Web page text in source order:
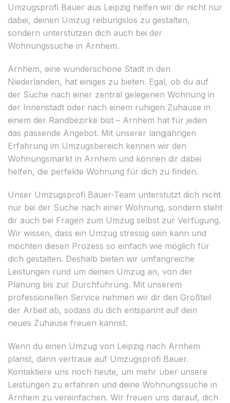
Umzugsprofi Bauer aus Leipzig helfen wir dir nicht nur
dabei, deinen Umzug reibungslos zu gestalten,
sondern unterstützen dich auch bei der
Wohnungssuche in Arnhem.
Arnhem, eine wunderschöne Stadt in den
Niederlanden, hat einiges zu bieten. Egal, ob du auf
der Suche nach einer zentral gelegenen Wohnung in
der Innenstadt oder nach einem ruhigen Zuhause in
einem der Randbezirke bist – Arnhem hat für jeden
das passende Angebot. Mit unserer langjährigen
Erfahrung im Umzugsbereich kennen wir den
Wohnungsmarkt in Arnhem und können dir dabei
helfen, die perfekte Wohnung für dich zu finden.
Unser Umzugsprofi Bauer-Team unterstützt dich nicht
nur bei der Suche nach einer Wohnung, sondern steht
dir auch bei Fragen zum Umzug selbst zur Verfügung.
Wir wissen, dass ein Umzug stressig sein kann und
möchten diesen Prozess so einfach wie möglich für
dich gestalten. Deshalb bieten wir umfangreiche
Leistungen rund um deinen Umzug an, von der
Planung bis zur Durchführung. Mit unserem
professionellen Service nehmen wir dir den Großteil
der Arbeit ab, sodass du dich entspannt auf dein
neues Zuhause freuen kannst.
Wenn du einen Umzug von Leipzig nach Arnhem
planst, dann vertraue auf Umzugsprofi Bauer.
Kontaktiere uns noch heute, um mehr über unsere
Leistungen zu erfahren und deine Wohnungssuche in
Arnhem zu vereinfachen. Wir freuen uns darauf, dich